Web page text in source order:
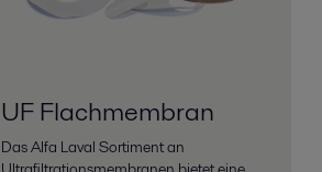
UF Flachmembran
Das Alfa Laval Sortiment an